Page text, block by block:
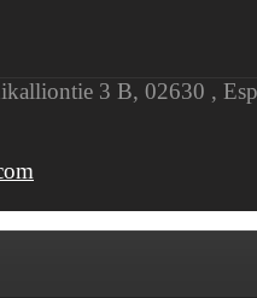
3 B, 02630 ,